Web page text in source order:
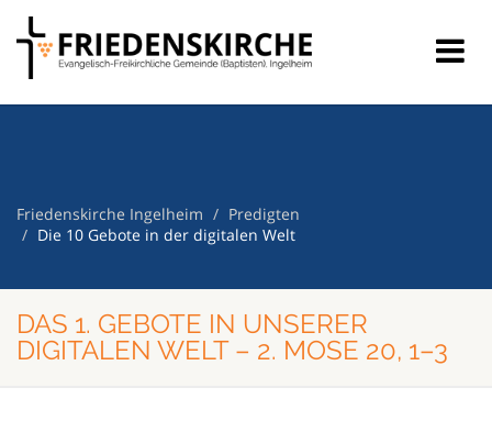
Friedenskirche Ingelheim
Predigten
Die 10 Gebote in der digitalen Welt
DAS 1. GEBOTE IN UNSERER
DIGITALEN WELT – 2. MOSE 20, 1–3